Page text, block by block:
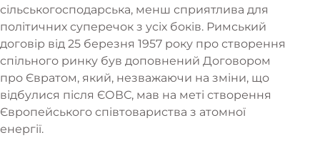
сільськогосподарська, менш сприятлива для
політичних суперечок з усіх боків. Римський
договір від 25 березня 1957 року про створення
спільного ринку був доповнений Договором
про Євратом, який, незважаючи на зміни, що
відбулися після ЄОВС, мав на меті створення
Європейського співтовариства з атомної
енергії.